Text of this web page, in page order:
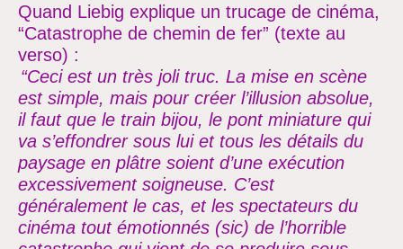
Quand Liebig explique un trucage de cinéma,
“Catastrophe de chemin de fer” (texte au
verso) :
“Ceci est un très joli truc. La mise en scène
est simple, mais pour créer l’illusion absolue,
il faut que le train bijou, le pont miniature qui
va s’effondrer sous lui et tous les détails du
paysage en plâtre soient d’une exécution
excessivement soigneuse. C’est
généralement le cas, et les spectateurs du
cinéma tout émotionnés (sic) de l’horrible